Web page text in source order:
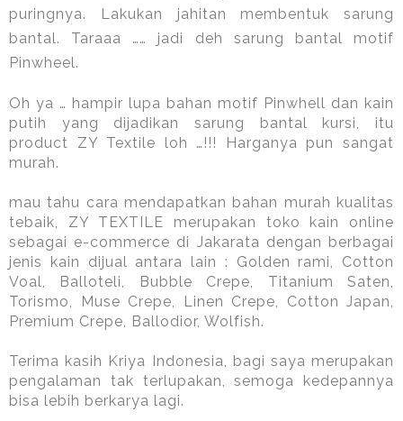
puringnya. Lakukan jahitan membentuk sarung
bantal. Taraaa …… jadi deh sarung bantal motif
Pinwheel.
Oh ya … hampir lupa bahan motif Pinwhell dan kain
putih yang dijadikan sarung bantal kursi, itu
product ZY Textile loh …!!! Harganya pun sangat
murah.
mau tahu cara mendapatkan bahan murah kualitas
tebaik, ZY TEXTILE merupakan toko kain online
sebagai e-commerce di Jakarata dengan berbagai
jenis kain dijual antara lain : Golden rami, Cotton
Voal, Balloteli, Bubble Crepe, Titanium Saten,
Torismo, Muse Crepe, Linen Crepe, Cotton Japan,
Premium Crepe, Ballodior, Wolfish.
Terima kasih Kriya Indonesia, bagi saya merupakan
pengalaman tak terlupakan, semoga kedepannya
bisa lebih berkarya lagi.